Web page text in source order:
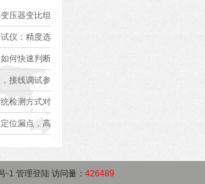
压器变比组
见组别识别
仪：精度选
程标准化操
何快速判断
接线调试参
教程
检测方式对
分析
位漏点，高
-1 管理登陆 访问量： 426489